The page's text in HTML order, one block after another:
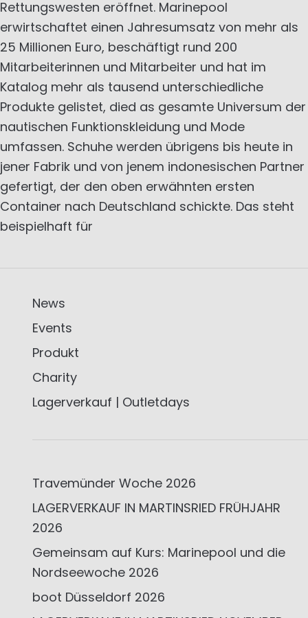
Rettungswesten eröffnet. Marinepool
erwirtschaftet einen Jahresumsatz von mehr als
25 Millionen Euro, beschäftigt rund 200
Mitarbeiterinnen und Mitarbeiter und hat im
Katalog mehr als tausend unterschiedliche
Produkte gelistet, died as gesamte Universum der
nautischen Funktionskleidung und Mode
umfassen. Schuhe werden übrigens bis heute in
jener Fabrik und von jenem indonesischen Partner
gefertigt, der den oben erwähnten ersten
Container nach Deutschland schickte. Das steht
beispielhaft für
News
Events
Produkt
Charity
Lagerverkauf | Outletdays
Travemünder Woche 2026
LAGERVERKAUF IN MARTINSRIED FRÜHJAHR
2026
Gemeinsam auf Kurs: Marinepool und die
Nordseewoche 2026
boot Düsseldorf 2026